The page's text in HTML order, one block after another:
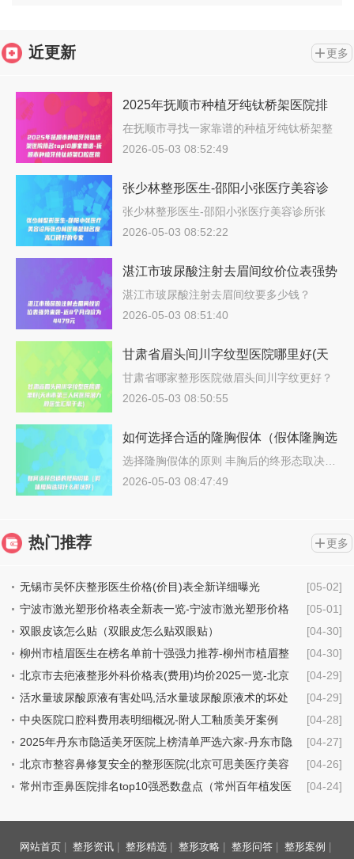
近更新 更多
2025年抚顺市种植牙纯钛桥架医院排
名top10哪家靠谱-抚顺市种植牙纯钛桥
架口腔医院
在抚顺市寻找一家靠谱的种植牙纯钛桥架整
形…
2026-05-03 08:52:49
张少林整形医生-邵阳小张医疗美容诊
所张少林医师是知名度高口碑好的专家
张少林整形医生-邵阳小张医疗美容诊所张
少…
2026-05-03 08:52:22
湛江市玻尿酸注射去眉间纹价位表强势
来袭-近8个月均价为4479元
湛江市玻尿酸注射去眉间纹要多少钱？
202…
2026-05-03 08:51:40
甘肃省眉头间川字纹型医院哪里好(天
水市第三人民医院潜力股医生汇聚于
此)
甘肃省哪家整形医院做眉头间川字纹更好？
说…
2026-05-03 08:50:55
如何选择合适的隆胸假体（假体隆胸选
择什么形状好）
选择隆胸假体的原则 丰胸后的终形态取决…
2026-05-03 08:47:49
热门推荐 更多
[05-02]
无锡市吴怀庆整形医生价格(价目)表全新详细曝光
[05-01]
宁波市激光塑形价格表全新表一览-宁波市激光塑形价格
行情
[04-30]
双眼皮该怎么贴（双眼皮怎么贴双眼贴）
[04-30]
柳州市植眉医生在榜名单前十强强力推荐-柳州市植眉整
形医生
[04-29]
北京市去疤液整形外科价格表(费用)均价2025一览-北京
市去疤液具体费用是多少钱
[04-29]
活水量玻尿酸原液有害处吗,活水量玻尿酸原液术的坏处
[04-28]
中央医院口腔科费用表明细概况-附人工釉质美牙案例
[04-27]
2025年丹东市隐适美牙医院上榜清单严选六家-丹东市隐
适美牙口腔医院
[04-26]
北京市整容鼻修复安全的整形医院(北京可思美医疗美容
机构技术点评_附价格一览表)
[04-24]
常州市歪鼻医院排名top10强悉数盘点（常州百年植发医
网站首页 整形资讯 整形精选 整形攻略 整形问答 整形案例